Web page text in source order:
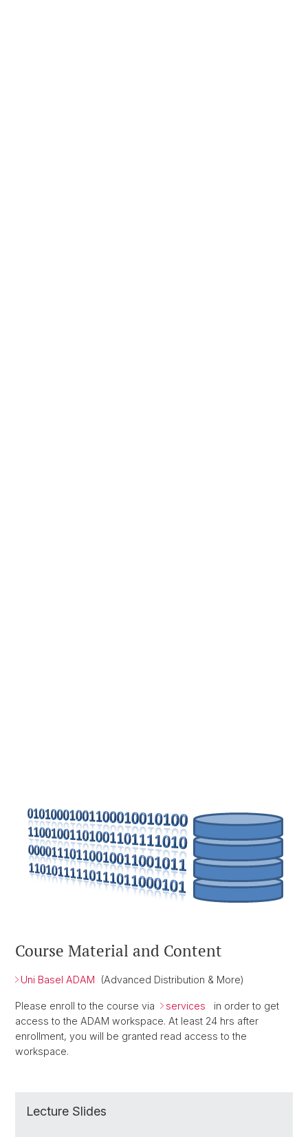
Course Material and Content
Uni Basel ADAM (Advanced Distribution & More)
Please enroll to the course via services in order to get
access to the ADAM workspace. At least 24 hrs after
enrollment, you will be granted read access to the
workspace.
Lecture Slides